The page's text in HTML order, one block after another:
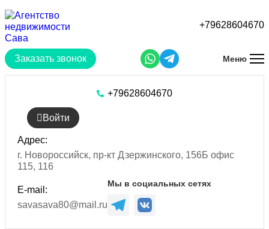
основному
содержанию
Заказать звонок
+79628604670
Меню
+79628604670
Войти
Адрес:
г. Новороссийск, пр-кт Дзержинского, 156Б офис
115, 116
E-mail:
savasava80@mail.ru
Мы в социальных сетях